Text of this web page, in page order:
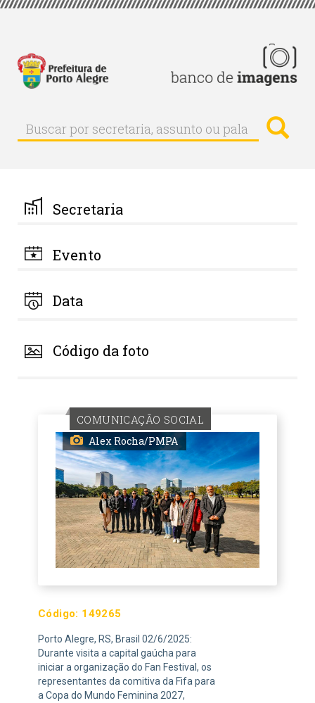
Pular
principal
Buscar
Buscar
por
palavra-
chave
Secretaria
Evento
Data
Código da foto
COMUNICAÇÃO SOCIAL
Alex Rocha/PMPA
Código: 149265
Porto Alegre, RS, Brasil 02/6/2025:
Durante visita a capital gaúcha para
iniciar a organização do Fan Festival, os
representantes da comitiva da Fifa para
a Copa do Mundo Feminina 2027,